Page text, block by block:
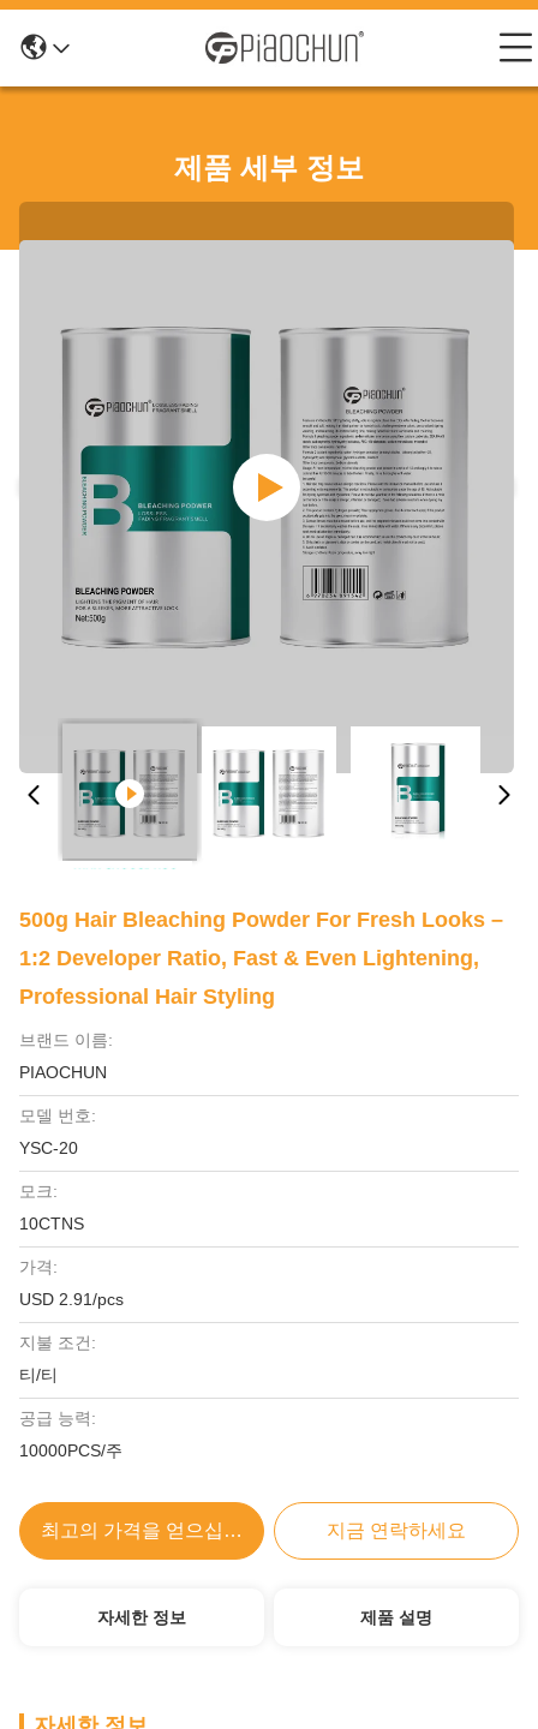
제품 세부 정보
500g Hair Bleaching Powder For Fresh Looks –
1:2 Developer Ratio, Fast & Even Lightening,
Professional Hair Styling
브랜드 이름:
PIAOCHUN
모델 번호:
YSC-20
모크:
10CTNS
가격:
USD 2.91/pcs
지불 조건:
티/티
공급 능력:
10000PCS/주
최고의 가격을 얻으십시오 지금 연락하세요
자세한 정보 제품 설명